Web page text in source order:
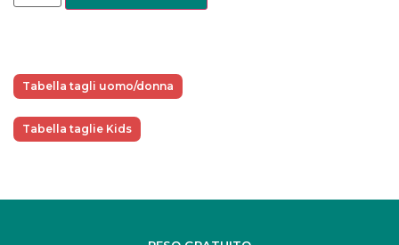
Tabella tagli uomo/donna
Tabella taglie Kids